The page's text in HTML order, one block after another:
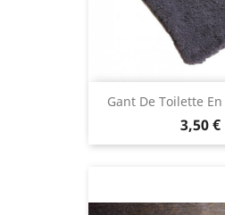
Gant De Toilette
3,50 €